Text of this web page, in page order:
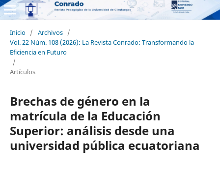
Inicio / Archivos /
Vol. 22 Núm. 108 (2026): La Revista Conrado: Transformando la
Eficiencia en Futuro
/
Artículos
Brechas de género en la
matrícula de la Educación
Superior: análisis desde una
universidad pública ecuatoriana